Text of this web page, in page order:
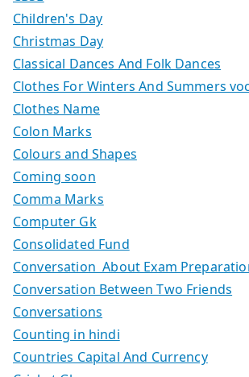
Children's Day
Christmas Day
Classical Dances And Folk Dances
Clothes For Winters And Summers
Clothes Name
Colon Marks
Colours and Shapes
Coming soon
Comma Marks
Computer Gk
Consolidated Fund
Conversation About Exam
Conversation Between Two Friends
Conversations
Counting in hindi
Countries Capital And Currency